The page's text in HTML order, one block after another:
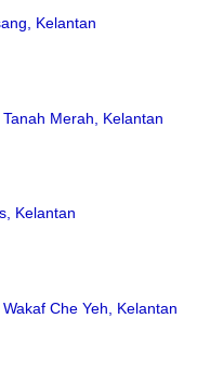
Kelantan
Merah, Kelantan
Kelantan
Che Yeh, Kelantan